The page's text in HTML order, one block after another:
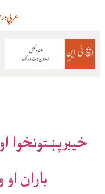
عربي
خیبرپښتونخوا
باران